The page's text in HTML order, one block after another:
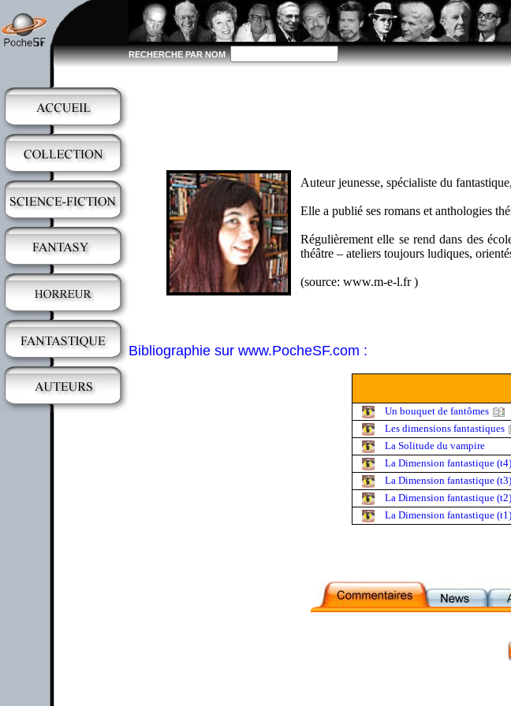
RECHERCHE PAR NOM
Auteur jeunesse, spécialiste du
Elle a publié ses romans et anthologies
Régulièrement elle se rend dans des
théâtre – ateliers toujours ludiques,
(source: www.m-e-l.fr )
Bibliographie sur www.PocheSF.com :
Un bouquet de fantômes
Les dimensions fantastiques
La Solitude du vampire
La Dimension fantastique (t4)
La Dimension fantastique (t3)
La Dimension fantastique (t2)
La Dimension fantastique (t1)